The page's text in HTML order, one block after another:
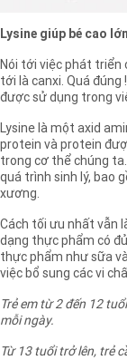
Lysine giúp bé cao
Nói tới việc phát triển
tới là canxi. Quá
được sử dụng trong
Lysine là một axid
protein và protein
trong cơ thể chúng
quá trình sinh lý, bao
xương.
Cách tối ưu nhất vẫn
dạng thực phẩm có
thực phẩm như sữa
việc bổ sung các vi
Trẻ em từ 2 đến 12
mỗi ngày.
Từ 13 tuổi trở lên, trẻ